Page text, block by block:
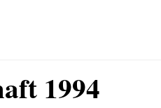
1994